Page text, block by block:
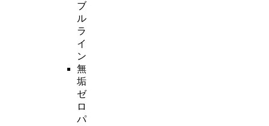
ブ
ル
ラ
イ
ン
無
垢
ゼ
ロ
パ